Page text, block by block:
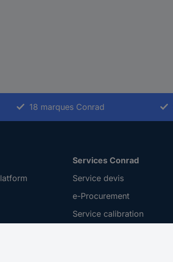
18 marques Conrad
Services Conrad
Service devis
e-Procurement
Service calibration